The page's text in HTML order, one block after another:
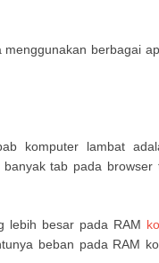
berbagai
komputer lambat
tab pada browser
lebih besar pada RAM
beban pada RAM